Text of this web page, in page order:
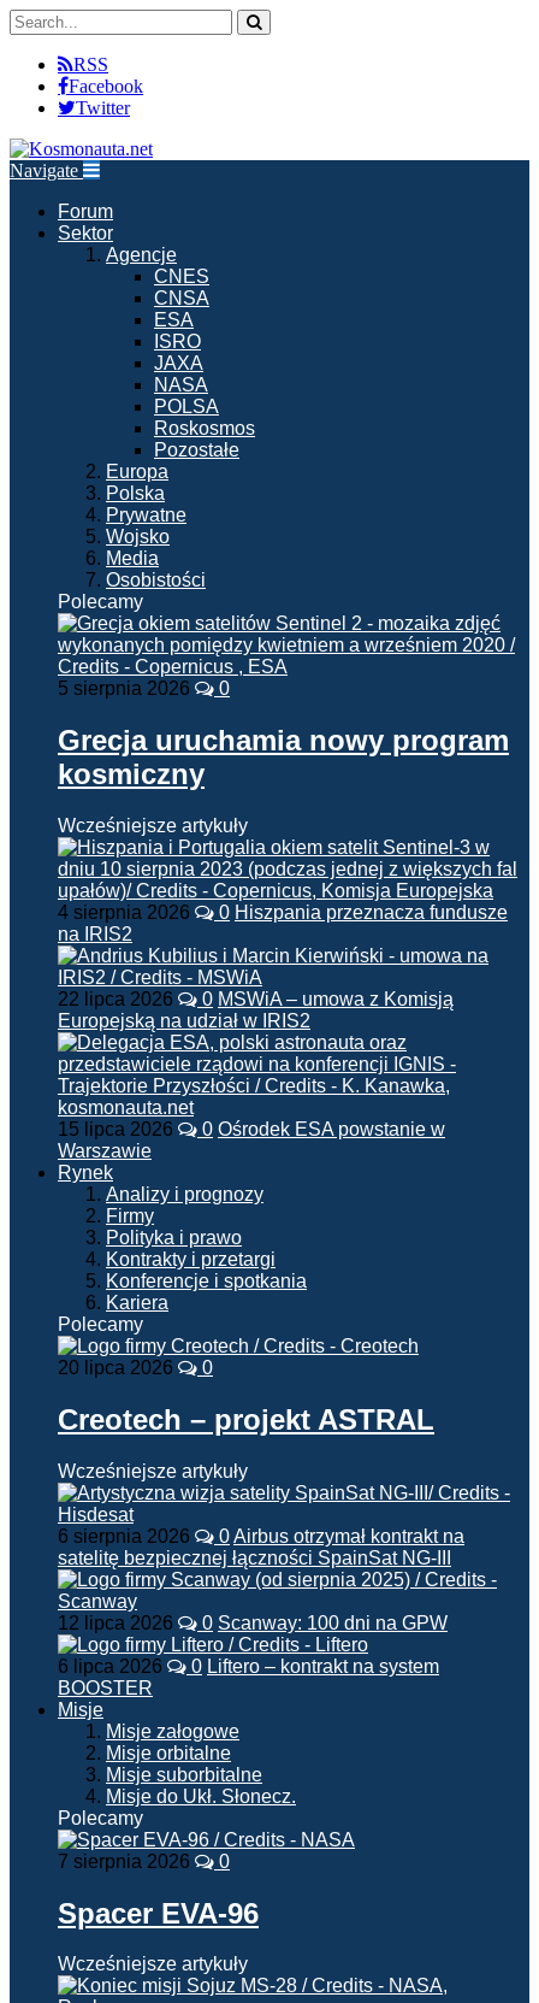
RSS
Facebook
Twitter
Navigate
Forum
Sektor
Agencje
CNES
CNSA
ESA
ISRO
JAXA
NASA
POLSA
Roskosmos
Pozostałe
Europa
Polska
Prywatne
Wojsko
Media
Osobistości
Polecamy
5 sierpnia 2026 0
Grecja uruchamia nowy program
kosmiczny
Wcześniejsze artykuły
4 sierpnia 2026 0 Hiszpania przeznacza fundusze
na IRIS2
22 lipca 2026 0 MSWiA – umowa z Komisją
Europejską na udział w IRIS2
15 lipca 2026 0 Ośrodek ESA powstanie w
Warszawie
Rynek
Analizy i prognozy
Firmy
Polityka i prawo
Kontrakty i przetargi
Konferencje i spotkania
Kariera
Polecamy
20 lipca 2026 0
Creotech – projekt ASTRAL
Wcześniejsze artykuły
6 sierpnia 2026 0Airbus otrzymał kontrakt na
satelitę bezpiecznej łączności SpainSat NG-III
12 lipca 2026 0 Scanway: 100 dni na GPW
6 lipca 2026 0 Liftero – kontrakt na system
BOOSTER
Misje
Misje załogowe
Misje orbitalne
Misje suborbitalne
Misje do Ukł. Słonecz.
Polecamy
7 sierpnia 2026 0
Spacer EVA-96
Wcześniejsze artykuły